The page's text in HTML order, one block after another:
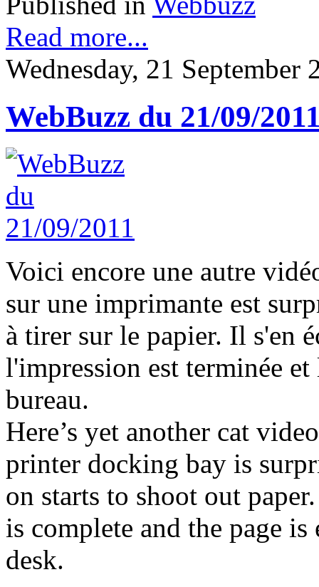
Read more...
Wednesday, 21 September
WebBuzz du 21/09/
Voici encore une autre
sur une imprimante est
à tirer sur le papier. Il s'en
l'impression est terminée
bureau.
Here’s yet another cat
printer docking bay is
on starts to shoot out
is complete and the page
desk.